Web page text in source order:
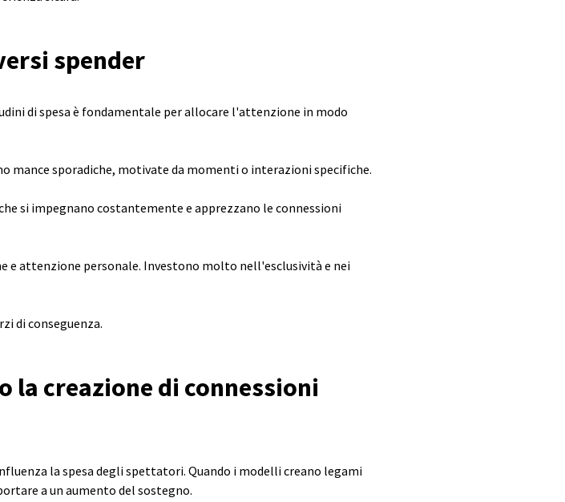
spender
di spesa è fondamentale per allocare l'attenzione in modo
mance sporadiche, motivate da momenti o interazioni specifiche.
si impegnano costantemente e apprezzano le connessioni
e attenzione personale. Investono molto nell'esclusività e nei
di conseguenza.
la creazione di connessioni
la spesa degli spettatori. Quando i modelli creano legami
a un aumento del sostegno.